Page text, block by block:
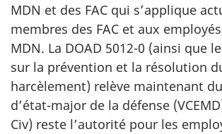
MDN et des FAC qui s’applique
membres des FAC et aux
MDN. La DOAD 5012-0 (ainsi que
sur la prévention et la résolution
harcèlement) relève maintenant
d’état-major de la défense
Civ) reste l’autorité pour les